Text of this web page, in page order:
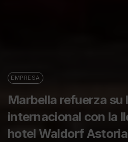
EMPRESA
Marbella refuerza su
internacional con la
hotel Waldorf